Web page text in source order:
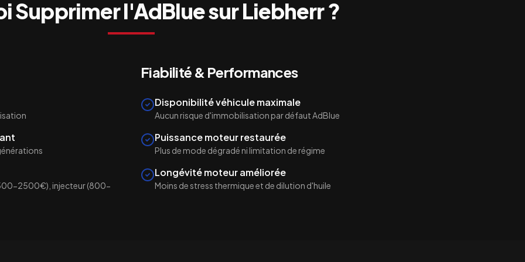
Supprimer l'AdBlue surLiebherr?
2500€), injecteur (800-
Fiabilité & Performances
Disponibilité véhicule maximale
Aucun risque d'immobilisation par défaut AdBlue
Puissance moteur restaurée
Plus de mode dégradé ni limitation de régime
Longévité moteur améliorée
Moins de stress thermique et de dilution d'huile